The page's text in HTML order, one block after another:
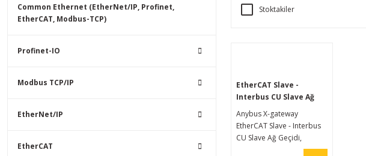
Common Ethernet (EtherNet/IP, Profinet,
EtherCAT, Modbus-TCP)
Profinet-IO
Modbus TCP/IP
EtherNet/IP
EtherCAT
Stoktakiler
EtherCAT Slave -
Interbus CU Slave Ağ
Geçidi
Anybus X-gateway
EtherCAT Slave - Interbus
CU Slave Ağ Geçidi,
herhangi bir EtherCAT